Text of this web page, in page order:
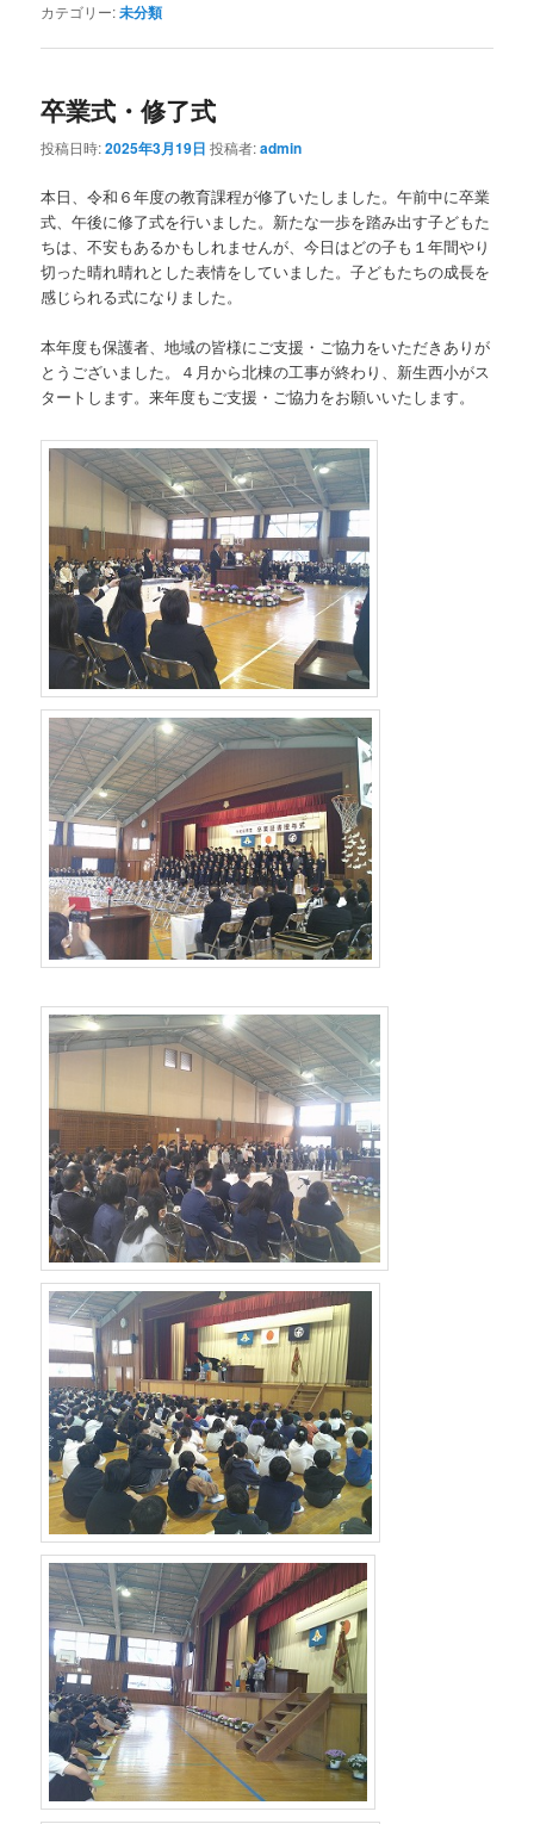
カテゴリー:未分類
卒業式・修了式
投稿日時:2025年3月19日 投稿者:admin
本日、令和６年度の教育課程が修了いたしました。午前中に卒業
式、午後に修了式を行いました。新たな一歩を踏み出す子どもた
ちは、不安もあるかもしれませんが、今日はどの子も１年間やり
切った晴れ晴れとした表情をしていました。子どもたちの成長を
感じられる式になりました。
本年度も保護者、地域の皆様にご支援・ご協力をいただきありが
とうございました。４月から北棟の工事が終わり、新生西小がス
タートします。来年度もご支援・ご協力をお願いいたします。